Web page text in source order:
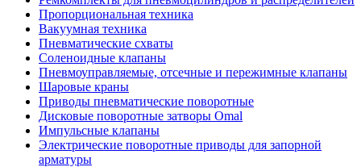
Пропорциональная техника
Вакуумная техника
Пневматические схваты
Соленоидные клапаны
Пневмоуправляемые, отсечные и пережимные клапаны
Шаровые краны
Приводы пневматические поворотные
Дисковые поворотные затворы Omal
Импульсные клапаны
Электрические поворотные приводы для запорной
арматуры